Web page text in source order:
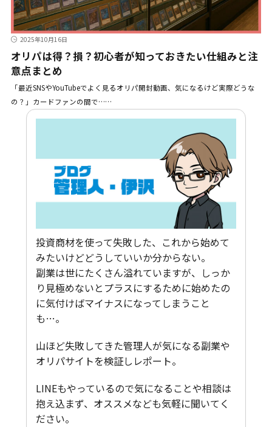
2025年10月16日
オリパは得？損？初心者が知っておきたい仕組みと注
意点まとめ
「最近SNSやYouTubeでよく見るオリパ開封動画、気になるけど実際どうな
の？」カードファンの間で……
投資商材を使って失敗した、これから始めて
みたいけどどうしていいか分からない。
副業は世にたくさん溢れていますが、しっか
り見極めないとプラスにするために始めたの
に気付けばマイナスになってしまうこと
も…。
山ほど失敗してきた管理人が気になる副業や
オリパサイトを検証しレポート。
LINEもやっているので気になることや相談は
抱え込まず、オススメなども気軽に聞いてく
ださい。